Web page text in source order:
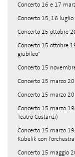
Concerto 16 e 17
Concerto 15, 16
Concerto 15 ottobre
Concerto 15 ottobre
giubileo"
Concerto 15
Concerto 15 marzo
Concerto 15 marzo
Concerto 15 marzo
Teatro Costanzi)
Concerto 15 marzo
Kubelik con
Concerto 15 maggio